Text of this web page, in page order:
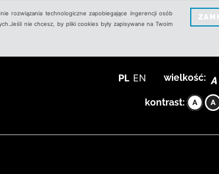
rozwiązania technologiczne zapobiegające ingerencji osób
nie chcesz, by pliki cookies były zapisywane na Twoim
PL EN wielkość:
kontrast: